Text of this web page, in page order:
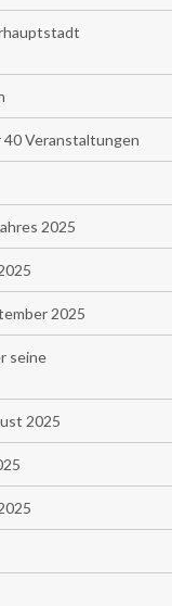
40 Veranstaltungen
2025
2025
seine
2025